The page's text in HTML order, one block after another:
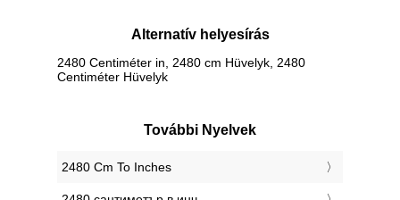
Alternatív helyesírás
2480 Centiméter in, 2480 cm Hüvelyk, 2480
Centiméter Hüvelyk
További Nyelvek
‎2480 Cm To Inches